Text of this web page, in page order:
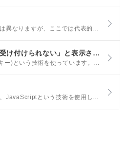
ブラウザによって設定方法は異なりますが、ここでは代表的なブラウザとして、Google Chromeの設定方法を参考までにご案内します。 ただし、会社や学校による独自のネットワーク設定やご契約のプロバイダの接続方法によっては、プロキシ経由でなければインターネットへ接続できない場合があります。この場合は、ネットワークの管理者やご契約のプロバイダへお問い合わせください。
「Cookie(クッキー)が受け付けられない」と表示される
楽天市場ではCookie(クッキー)という技術を使っています。「Cookieが受け付けられない」と表示される場合には、以下の可能性が考えられますのでご確認ください。 iOS(Safari)の場合 Android(Google Chrome)の場合
楽天の一部のサービスでは、JavaScriptという技術を使用しています。 通常は有効な設定になっていますが、お客様のインターネット環境でこの設定が無効になっている場合、いくつかのサービスをご利用いただけないことがあります。